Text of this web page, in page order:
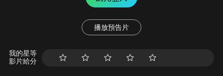
播放預告片
我的星等
影片給分